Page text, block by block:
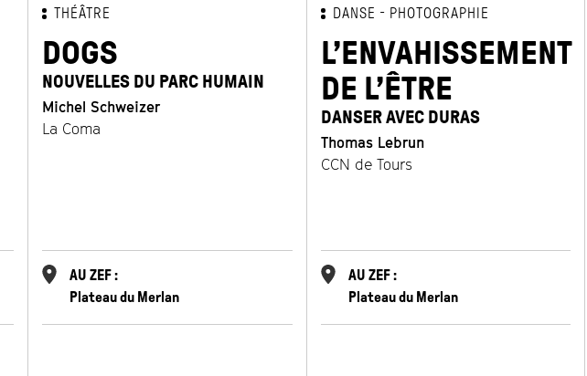
THÉÂTRE
DOGS
NOUVELLES DU PARC HUMAIN
Michel Schweizer
La Coma
AU ZEF :
Plateau du Merlan
DANSE PHOTOGRAPHIE
L’ENVAHISSEMENT
DE L’ÊTRE
DANSER AVEC DURAS
Thomas Lebrun
CCN de Tours
AU ZEF :
Plateau du Merlan